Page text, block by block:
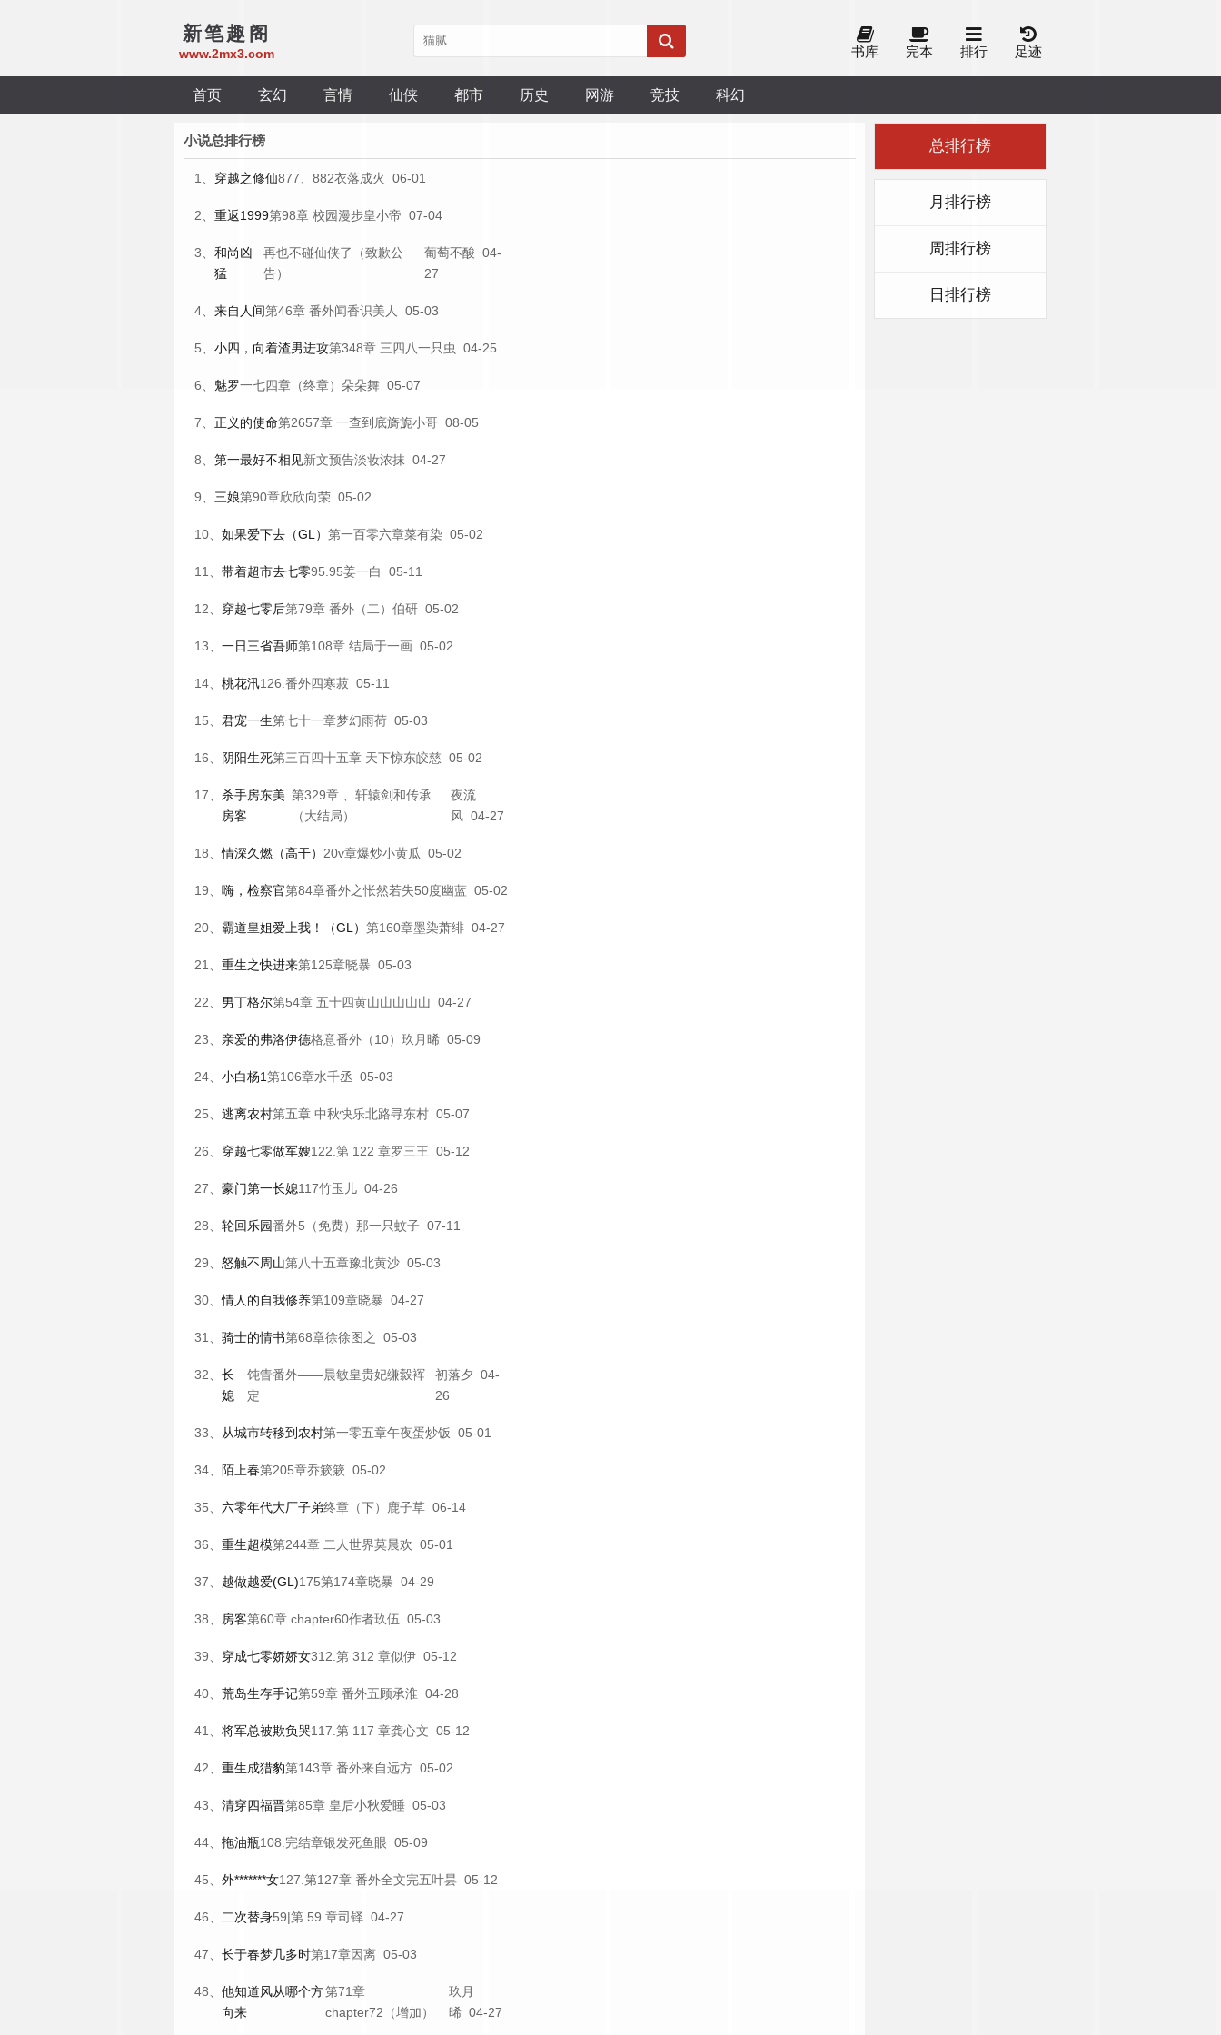
新笔趣阁
www.2mx3.com 书库 完本 排行 足迹
首页 玄幻 言情 仙侠 都市 历史 网游 竞技 科幻
小说总排行榜
1、 穿越之修仙877、882衣落成火 06-01
2、 重返1999第98章 校园漫步皇小帝 07-04
3、 和尚凶
猛
再也不碰仙侠了（致歉公
告）
葡萄不酸 04-
27
4、 来自人间第46章 番外闻香识美人 05-03
5、 小四，向着渣男进攻第348章 三四八一只虫 04-25
6、 魅罗一七四章（终章） 朵朵舞 05-07
7、 正义的使命第2657章 一查到底旖旎小哥 08-05
8、 第一最好不相见新文预告淡妆浓抹 04-27
9、 三娘第90章欣欣向荣 05-02
10、 如果爱下去（GL） 第一百零六章菜有染 05-02
11、 带着超市去七零95.95姜一白 05-11
12、 穿越七零后第79章 番外（二） 伯研 05-02
13、 一日三省吾师第108章 结局于一画 05-02
14、 桃花汛126.番外四寒菽 05-11
15、 君宠一生第七十一章梦幻雨荷 05-03
16、 阴阳生死第三百四十五章 天下惊东皎慈 05-02
17、 杀手房东美
房客
第329章 、轩辕剑和传承
（大结局）
夜流
风 04-27
18、情深久燃（高干） 20v章爆炒小黄瓜 05-02
19、 嗨，检察官第84章番外之怅然若失50度幽蓝 05-02
20、 霸道皇姐爱上我！（GL） 第160章墨染萧绯 04-27
21、 重生之快进来第125章晓暴 05-03
22、 男丁格尔第54章 五十四黄山山山山山 04-27
23、 亲爱的弗洛伊德格意番外（10） 玖月晞 05-09
24、 小白杨1第106章水千丞 05-03
25、 逃离农村第五章 中秋快乐北路寻东村 05-07
26、 穿越七零做军嫂122.第 122 章罗三王 05-12
27、 豪门第一长媳117竹玉儿 04-26
28、 轮回乐园番外5（免费） 那一只蚊子 07-11
29、 怒触不周山第八十五章豫北黄沙 05-03
30、情人的自我修养第109章晓暴 04-27
31、 骑士的情书第68章徐徐图之 05-03
32、 长
媳
饨眚番外——晨敏皇贵妃缣縠裈
定
初落夕 04-
26
33、 从城市转移到农村第一零五章午夜蛋炒饭 05-01
34、 陌上春第205章乔簌簌 05-02
35、 六零年代大厂子弟终章（下） 鹿子草 06-14
36、 重生超模第244章 二人世界莫晨欢 05-01
37、 越做越爱(GL)175第174章晓暴 04-29
38、 房客第60章 chapter60作者玖伍 05-03
39、 穿成七零娇娇女312.第 312 章似伊 05-12
40、 荒岛生存手记第59章 番外五顾承淮 04-28
41、 将军总被欺负哭117.第 117 章龚心文 05-12
42、 重生成猎豹第143章 番外来自远方 05-02
43、 清穿四福晋第85章 皇后小秋爱睡 05-03
44、 拖油瓶108.完结章银发死鱼眼 05-09
45、 外*******女127.第127章 番外全文完五叶昙 05-12
46、 二次替身59|第 59 章司铎 04-27
47、 长于春梦几多时第17章因离 05-03
48、 他知道风从哪个方
向来
第71章
chapter72（增加）
玖月
晞04-27
总排行榜
月排行榜
周排行榜
日排行榜